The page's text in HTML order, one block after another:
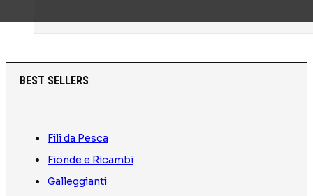
BEST SELLERS
Fili da Pesca
Fionde e Ricambi
Galleggianti